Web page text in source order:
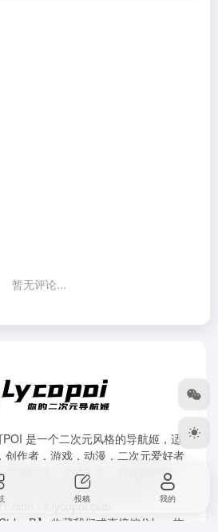
暂无评论...
是一个二次元风格的导航姬，适
创作者，游戏，动漫，二次元爱好者
实用软件、在线工具、有趣的网站、
漫和各类资源，欢迎前来探索。
/ s.lycopoi.club
+ D】 收藏我们或直接按住logo拖
投稿 我的